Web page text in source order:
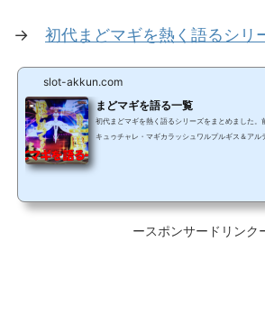
→ 初代まどマギを熱く語るシリ
slot-akkun.com
まどマギを語る一覧
初代まどマギを熱く語るシリーズをまとめました。
キュゥチャレ・マギカラッシュワルプルギス＆アル
ラッシュ編⑦ワルプルギスの夜前編⑧ワルプルギ
ースポンサードリンク